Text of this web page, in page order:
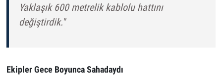
Yaklaşık 600 metrelik kablolu hattını
değiştirdik."
Ekipler Gece Boyunca Sahadaydı